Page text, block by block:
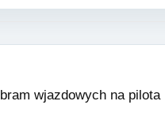
wjazdowych na pilota